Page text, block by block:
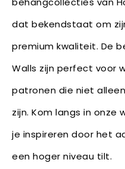
dat bekendstaat om
premium kwaliteit. De
Walls zijn perfect voor
patronen die niet
zijn. Kom langs in onze
je inspireren door het
een hoger niveau tilt.